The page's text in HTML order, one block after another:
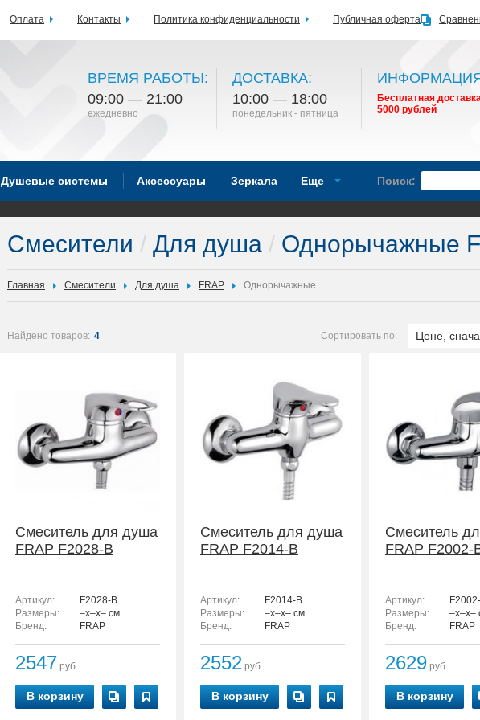
ВРЕМЯ РАБОТЫ:
09:00 — 21:00
ежедневно
ДОСТАВКА:
10:00 — 18:00
понедельник - пятница
Бесплатная
5000 рублей
Душевые системы Аксессуары Зеркала Еще Поиск:
Смесители / Для душа / Однорычажные
Главная Смесители Для душа FRAP Однорычажные
Найдено товаров: 4 Сортировать по: Цене,
Смеситель для душа
FRAP F2028-B
Артикул:
F2028-B
Размеры:
–x–x– см.
Бренд:
FRAP
2547 руб.
В корзину
Смеситель для душа
FRAP F2014-B
Артикул:
F2014-B
Размеры:
–x–x– см.
Бренд:
FRAP
2552 руб.
В корзину
Смеситель
FRAP F2002-
Артикул:
Размеры:
–x–x–
Бренд:
FRAP
2629 руб.
В корзину
Оплата Контакты Политика конфиденциальности Публичная оферта